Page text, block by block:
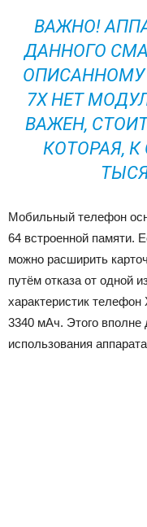
ВАЖНО!
ДАННОГО
ОПИСАННОМУ
7Х НЕТ
ВАЖЕН,
КОТОРАЯ,
Мобильный телефон
64 встроенной памяти.
можно расширить
путём отказа от одной
характеристик
3340 мАч. Этого вполне
использования